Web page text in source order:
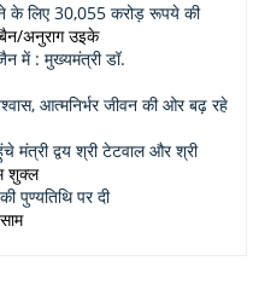
के लिए 30,055 करोड़ रूपये की
अनुराग उइके
में : मुख्यमंत्री डॉ.
आत्मनिर्भर जीवन की ओर बढ़ रहे
मंत्री द्वय श्री टेटवाल और श्री
शुक्ल
पुण्यतिथि पर दी